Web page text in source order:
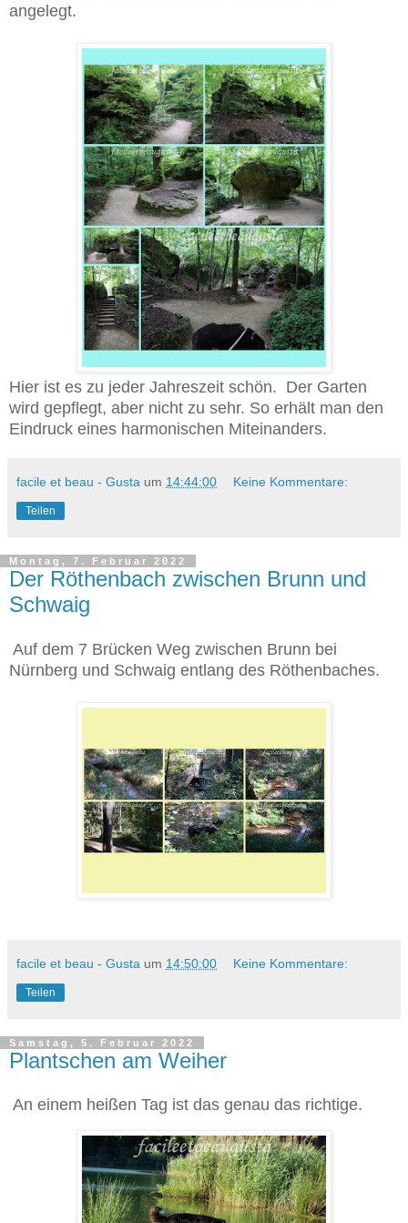
angelegt.
Hier ist es zu jeder Jahreszeit schön. Der Garten
wird gepflegt, aber nicht zu sehr. So erhält man den
Eindruck eines harmonischen Miteinanders.
facile et beau - Gusta um 14:44:00 Keine Kommentare:
Teilen
Montag, 7. Februar 2022
Der Röthenbach zwischen Brunn und
Schwaig
Auf dem 7 Brücken Weg zwischen Brunn bei
Nürnberg und Schwaig entlang des Röthenbaches.
facile et beau - Gusta um 14:50:00 Keine Kommentare:
Teilen
Samstag, 5. Februar 2022
Plantschen am Weiher
An einem heißen Tag ist das genau das richtige.